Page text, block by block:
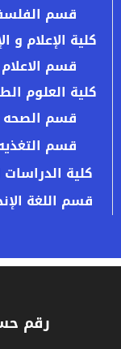
قسم
كلية الإعلام و
قسم
كلية العلوم
قسم الصحه
قسم
كلية الدراسات
قسم اللغة
رقم